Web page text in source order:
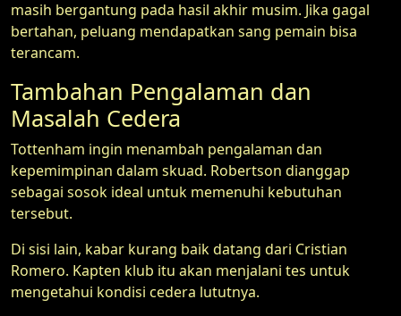
masih bergantung pada hasil akhir musim. Jika gagal
bertahan, peluang mendapatkan sang pemain bisa
terancam.
Tambahan Pengalaman dan
Masalah Cedera
Tottenham ingin menambah pengalaman dan
kepemimpinan dalam skuad. Robertson dianggap
sebagai sosok ideal untuk memenuhi kebutuhan
tersebut.
Di sisi lain, kabar kurang baik datang dari Cristian
Romero. Kapten klub itu akan menjalani tes untuk
mengetahui kondisi cedera lututnya.